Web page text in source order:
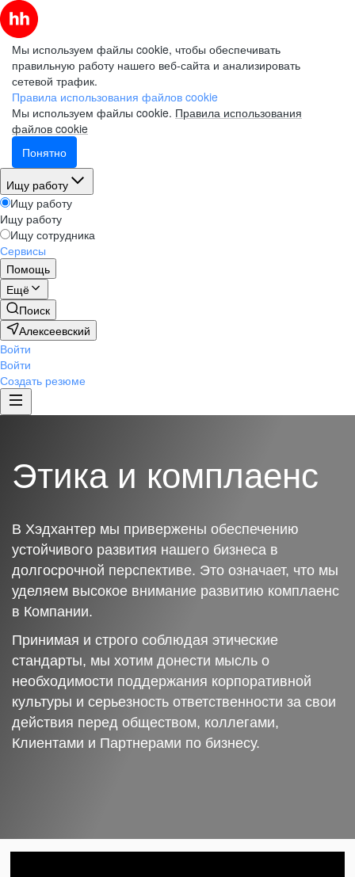
Мы используем файлы cookie, чтобы обеспечивать
правильную работу нашего веб-сайта и анализировать
сетевой трафик.
Правила использования файлов cookie
Мы используем файлы cookie. Правила использования
файлов cookie
Понятно
Ищу работу
Ищу работу
Ищу работу
Ищу сотрудника
Сервисы
Помощь
Ещё
Поиск
Алексеевский
Войти
Войти
Создать резюме
Этика и комплаенс
В Хэдхантер мы привержены обеспечению
устойчивого развития нашего бизнеса в
долгосрочной перспективе. Это означает, что мы
уделяем высокое внимание развитию комплаенс
в Компании.
Принимая и строго соблюдая этические
стандарты, мы хотим донести мысль о
необходимости поддержания корпоративной
культуры и серьезность ответственности за свои
действия перед обществом, коллегами,
Клиентами и Партнерами по бизнесу.